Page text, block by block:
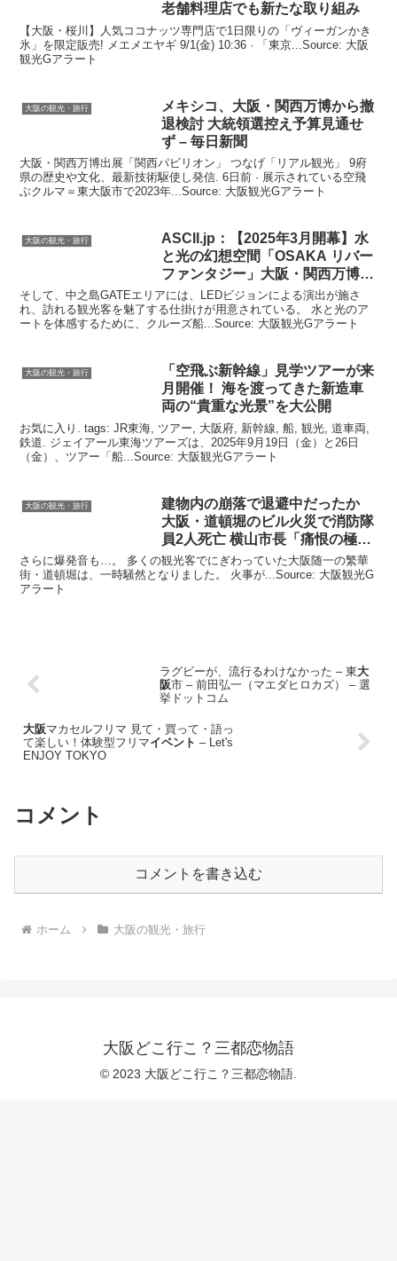
老舗料理店でも新たな取り組み
【大阪・桜川】人気ココナッツ専門店で1日限りの「ヴィーガンかき
氷」を限定販売! メエメエヤギ 9/1(金) 10:36 · 「東京...Source: 大阪
観光Gアラート
大阪の観光・旅行 メキシコ、 大阪 ・関西万博から撤
退検討 大統領選控え予算見通せ
ず – 毎日新聞
大阪・関西万博出展「関西パビリオン」 つなげ「リアル観光」 9府
県の歴史や文化、最新技術駆使し発信. 6日前 · 展示されている空飛
ぶクルマ＝東大阪市で2023年...Source: 大阪観光Gアラート
大阪の観光・旅行
ASCII.jp：【2025年3月開幕】水
と光の幻想空間「OSAKA リバー
ファンタジー」 大阪 ・関西万博の
…
そして、中之島GATEエリアには、LEDビジョンによる演出が施さ
れ、訪れる観光客を魅了する仕掛けが用意されている。 水と光のア
ートを体感するために、クルーズ船...Source: 大阪観光Gアラート
大阪の観光・旅行
「空飛ぶ新幹線」見学ツアーが来
月開催！ 海を渡ってきた新造車
両の“貴重な光景”を大公開
お気に入り. tags: JR東海, ツアー, 大阪府, 新幹線, 船, 観光, 道車両,
鉄道. ジェイアール東海ツアーズは、2025年9月19日（金）と26日
（金）、ツアー「船...Source: 大阪観光Gアラート
大阪の観光・旅行
建物内の崩落で退避中だったか
大阪 ・道頓堀のビル火災で消防隊
員2人死亡 横山市長「痛恨の極
み」
さらに爆発音も…。 多くの観光客でにぎわっていた大阪随一の繁華
街・道頓堀は、一時騒然となりました。 火事が...Source: 大阪観光G
アラート
ラグビーが、流行るわけなかった – 東大
阪市 – 前田弘一（マエダヒロカズ） – 選
挙ドットコム
大阪マカセルフリマ 見て・買って・語っ
て楽しい！体験型フリマイベント – Let's
ENJOY TOKYO
コメント
コメントを書き込む
ホーム 大阪の観光・旅行
大阪どこ行こ？三都恋物語
© 2023 大阪どこ行こ？三都恋物語.